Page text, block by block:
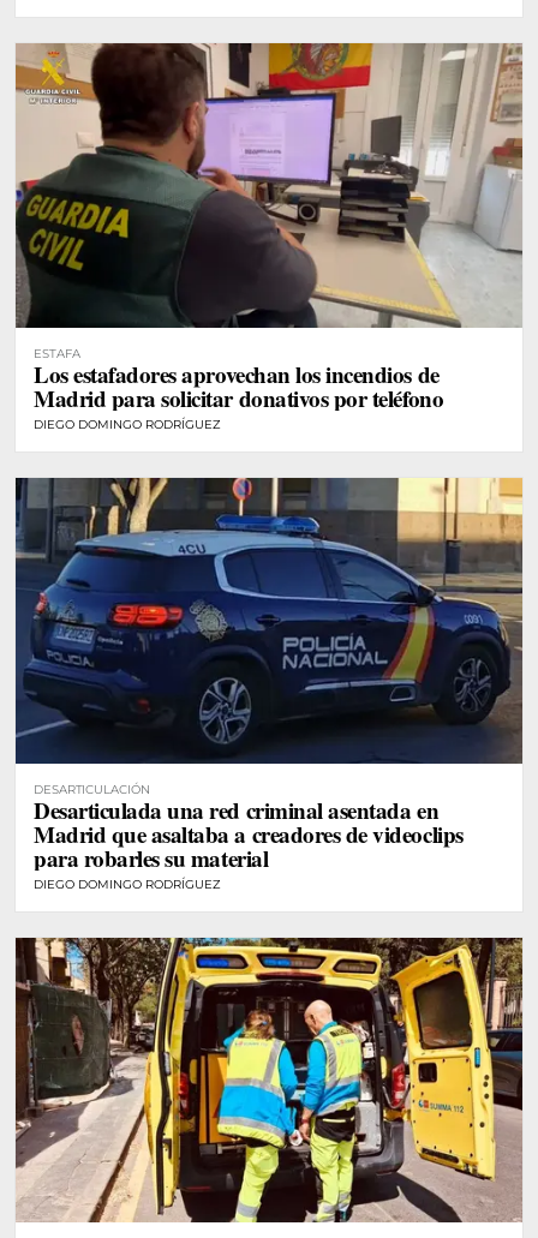
ESTAFA
Los estafadores aprovechan los incendios de
Madrid para solicitar donativos por teléfono
DIEGO DOMINGO RODRÍGUEZ
DESARTICULACIÓN
Desarticulada una red criminal asentada en
Madrid que asaltaba a creadores de videoclips
para robarles su material
DIEGO DOMINGO RODRÍGUEZ